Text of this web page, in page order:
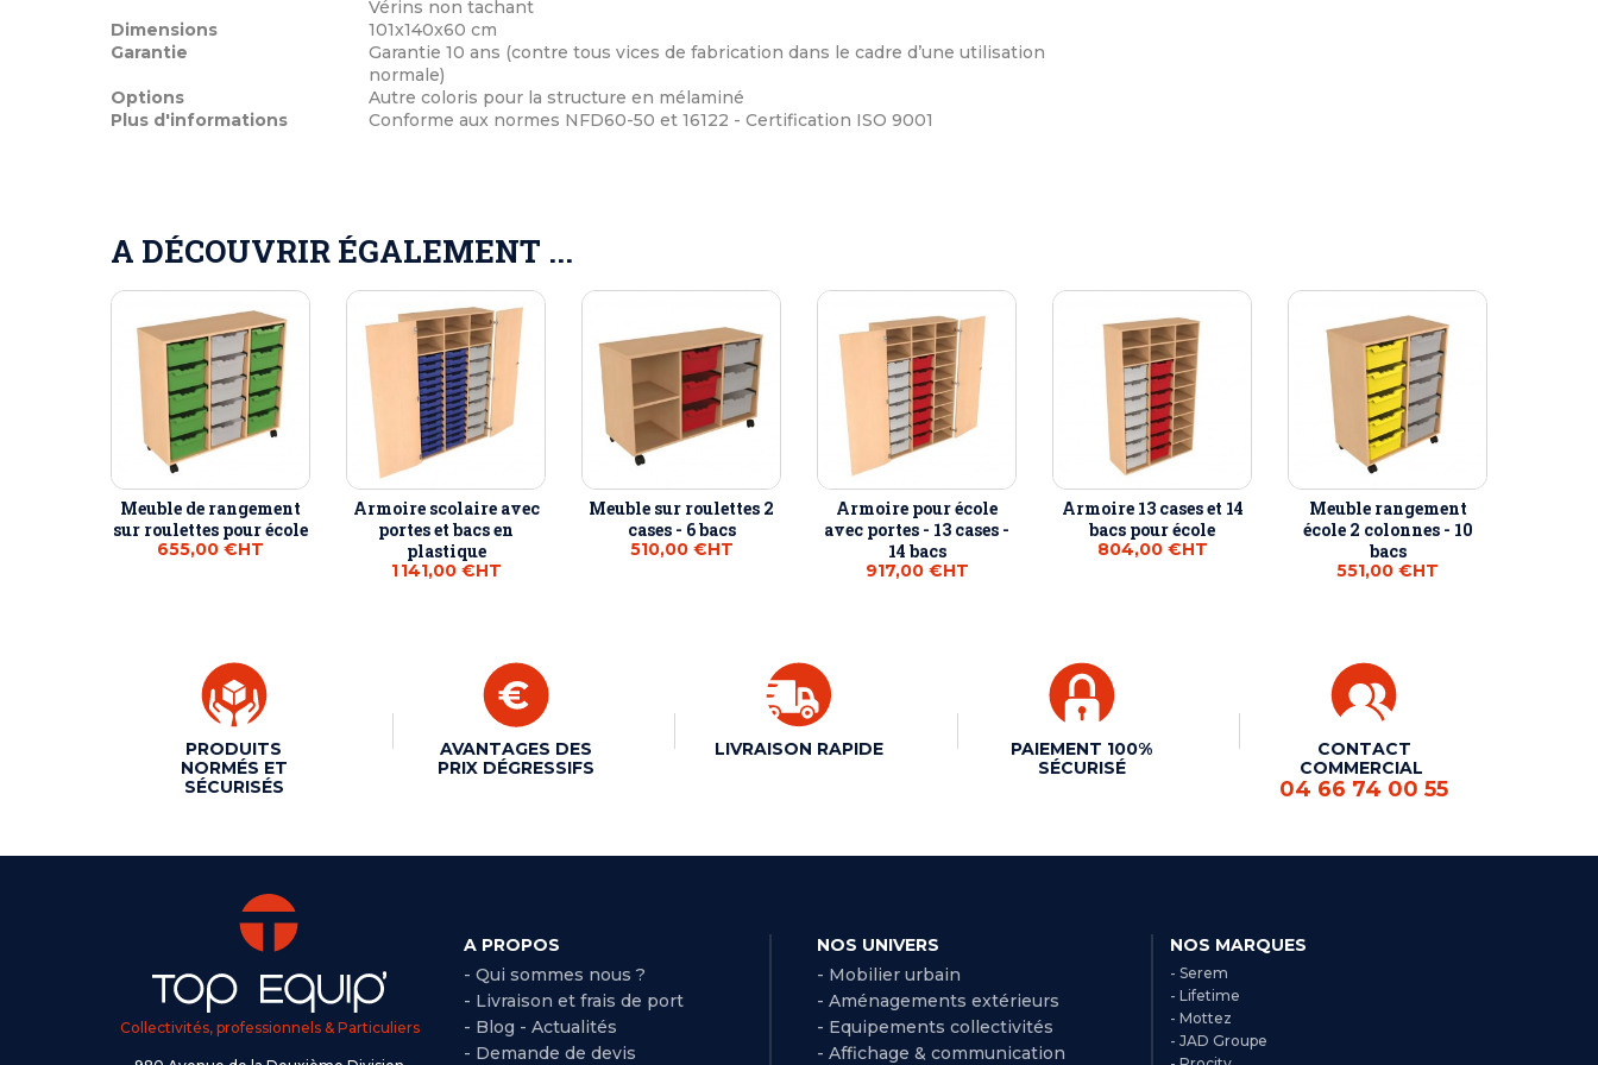
Vérins non tachant
Dimensions
101x140x60 cm
Garantie
Garantie 10 ans (contre tous vices de fabrication dans le cadre d’une utilisation
normale)
Options
Autre coloris pour la structure en mélaminé
Plus d'informations
Conforme aux normes NFD60-50 et 16122 - Certification ISO 9001
A DÉCOUVRIR ÉGALEMENT ...
Meuble de rangement
sur roulettes pour école
655,00 €HT
Armoire scolaire avec
portes et bacs en
plastique
1 141,00 €HT
Meuble sur roulettes 2
cases - 6 bacs
510,00 €HT
Armoire pour école
avec portes - 13 cases -
14 bacs
917,00 €HT
Armoire 13 cases et 14
bacs pour école
804,00 €HT
Meuble rangement
école 2 colonnes - 10
bacs
551,00 €HT
PRODUITS
NORMÉS ET
SÉCURISÉS
AVANTAGES DES
PRIX DÉGRESSIFS
LIVRAISON RAPIDE
PAIEMENT 100%
SÉCURISÉ
CONTACT
COMMERCIAL
04 66 74 00 55
Collectivités, professionnels & Particuliers
A PROPOS
- Qui sommes nous ?
- Livraison et frais de port
- Blog - Actualités
- Demande de devis
NOS UNIVERS
- Mobilier urbain
- Aménagements extérieurs
- Equipements collectivités
- Affichage & communication
NOS MARQUES
- Serem
- Lifetime
- Mottez
- JAD Groupe